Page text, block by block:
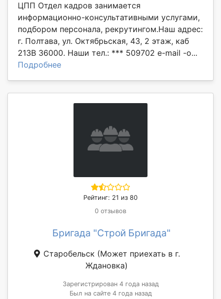
ЦПП Отдел кадров занимается
информационно-консультативными услугами,
подбором персонала, рекрутингом.Наш адрес:
г. Полтава, ул. Октябрьская, 43, 2 этаж, каб
213В 36000. Наши тел.: *** 509702 e-mail -o...
Подробнее
Рейтинг: 21 из 80
0 отзывов
Бригада "Строй Бригада"
Старобельск (Может приехать в г.
Ждановка)
Зарегистрирован 4 года назад
Был на сайте 4 года назад